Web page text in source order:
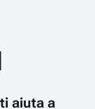
aiuta a